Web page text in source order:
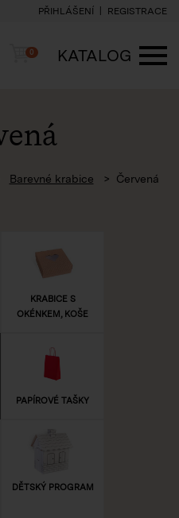
PŘIHLÁŠENÍ REGISTRACE
Košík
0
KATALOG
Barevné krabice Červená
KRABICE S
OKÉNKEM, KOŠE
PAPÍROVÉ TAŠKY
DĚTSKÝ PROGRAM